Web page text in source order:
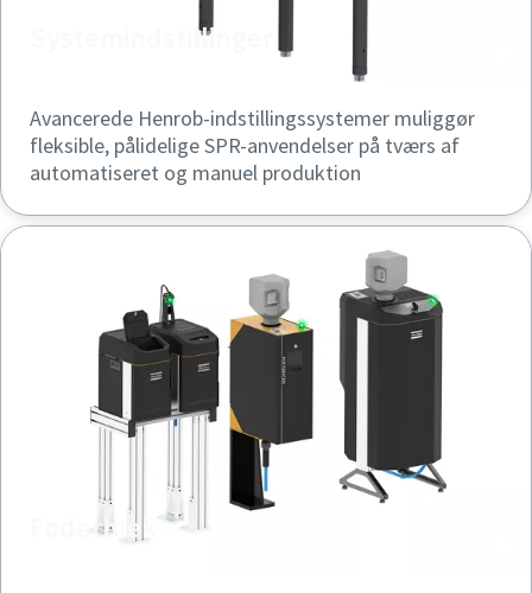
Systemindstillinger
Avancerede Henrob-indstillingssystemer muliggør
fleksible, pålidelige SPR-anvendelser på tværs af
automatiseret og manuel produktion
Foderhæk